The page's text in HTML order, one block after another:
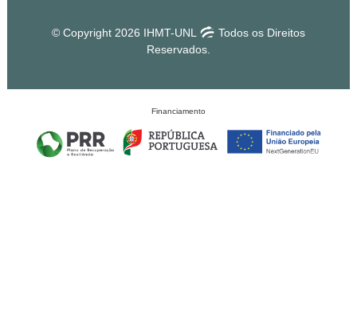
© Copyright 2026 IHMT-UNL
Todos os Direitos
Reservados.
Financiamento